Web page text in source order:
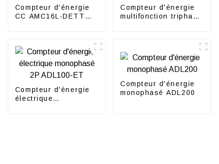
Compteur d'énergie
CC AMC16L-DETT
Compteur d'énergie
multifonction triphasé
Compteur d'énergie
électrique
Compteur d'énergie
monophasé ADL200